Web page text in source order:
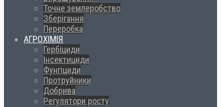
Точне землеробство
Зберігання
Переробка
АГРОХІМІЯ
Гербіциди
Інсектициди
Фунгіциди
Протруйники
Добрива
Регулятори росту